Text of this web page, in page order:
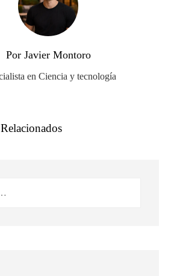
Por Javier Montoro
en Ciencia y tecnología